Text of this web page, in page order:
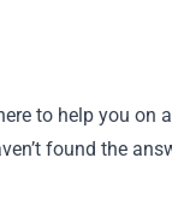
to help you on
found the